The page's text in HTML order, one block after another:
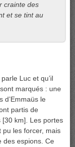
crainte des
et se tint au
Luc et qu’il
marqués : une
d’Emmaüs le
partis de
[30 km]. Les portes
pu les forcer, mais
des espions. Ce